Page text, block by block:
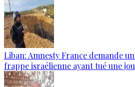
Liban: Amnesty France demande
frappe israélienne ayant tué une